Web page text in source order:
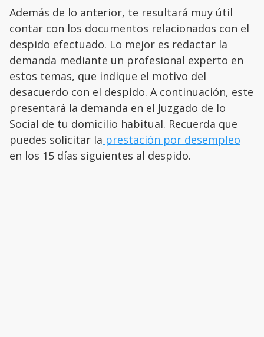
Además de lo anterior, te resultará muy útil
contar con los documentos relacionados con el
despido efectuado. Lo mejor es redactar la
demanda mediante un profesional experto en
estos temas, que indique el motivo del
desacuerdo con el despido. A continuación, este
presentará la demanda en el Juzgado de lo
Social de tu domicilio habitual. Recuerda que
puedes solicitar la prestación por desempleo
en los 15 días siguientes al despido.